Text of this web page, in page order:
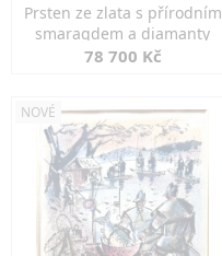
Prsten ze zlata s přírodním
smaragdem a diamanty
78 700 Kč
NOVÉ